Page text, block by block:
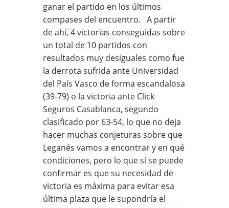
ganar el partido en los últimos
compases del encuentro. A partir
de ahí, 4 victorias conseguidas sobre
un total de 10 partidos con
resultados muy desiguales como fue
la derrota sufrida ante Universidad
del País Vasco de forma escandalosa
(39-79) o la victoria ante Click
Seguros Casablanca, segundo
clasificado por 63-54, lo que no deja
hacer muchas conjeturas sobre que
Leganés vamos a encontrar y en qué
condiciones, pero lo que sí se puede
confirmar es que su necesidad de
victoria es máxima para evitar esa
última plaza que le supondría el